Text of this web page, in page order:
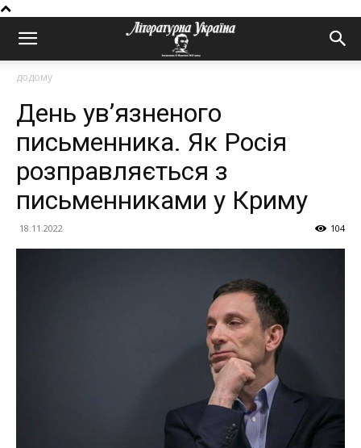
додому
День ув’язненого
письменника. Як Росія
розправляється з
письменниками у Криму
18.11.2022 104